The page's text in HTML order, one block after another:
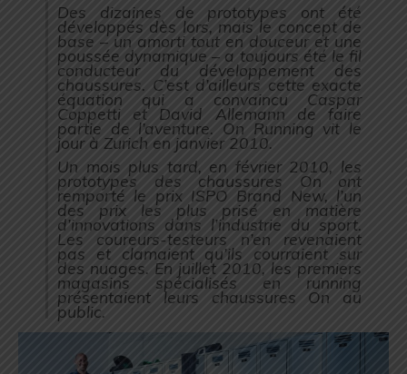
Des dizaines de prototypes ont été
développés dès lors, mais le concept de
base – un amorti tout en douceur et une
poussée dynamique – a toujours été le fil
conducteur du développement des
chaussures. C’est d’ailleurs cette exacte
équation qui a convaincu Caspar
Coppetti et David Allemann de faire
partie de l’aventure. On Running vit le
jour à Zurich en janvier 2010.
Un mois plus tard, en février 2010, les
prototypes des chaussures On ont
remporté le prix ISPO Brand New, l’un
des prix les plus prisé en matière
d’innovations dans l’industrie du sport.
Les coureurs-testeurs n’en revenaient
pas et clamaient qu’ils courraient sur
des nuages. En juillet 2010, les premiers
magasins spécialisés en running
présentaient leurs chaussures On au
public.